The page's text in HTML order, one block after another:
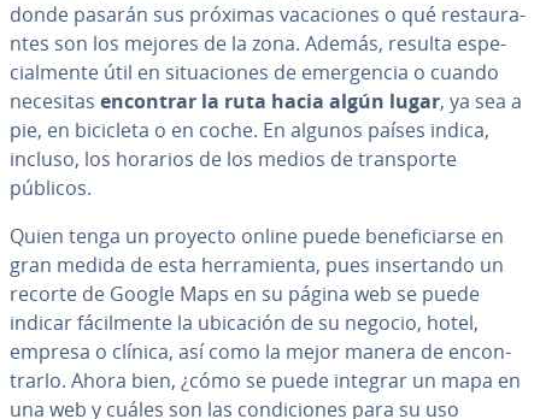
donde pasarán sus próximas va­ca­cio­nes o qué re­s­tau­ra­
n­tes son los mejores de la zona. Además, resulta es­pe­
cia­l­me­n­te útil en si­tua­cio­nes de eme­r­ge­n­cia o cuando
necesitas encontrar la ruta hacia algún lugar, ya sea a
pie, en bicicleta o en coche. En algunos países indica,
incluso, los horarios de los medios de tra­n­s­po­r­te
públicos.
Quien tenga un proyecto online puede be­ne­fi­ciar­se en
gran medida de esta he­rra­mie­n­ta, pues in­se­r­ta­n­do un
recorte de Google Maps en su página web se puede
indicar fá­ci­l­me­n­te la ubicación de su negocio, hotel,
empresa o clínica, así como la mejor manera de en­co­n­
trar­lo. Ahora bien, ¿cómo se puede integrar un mapa en
una web y cuáles son las co­n­di­cio­nes para su uso